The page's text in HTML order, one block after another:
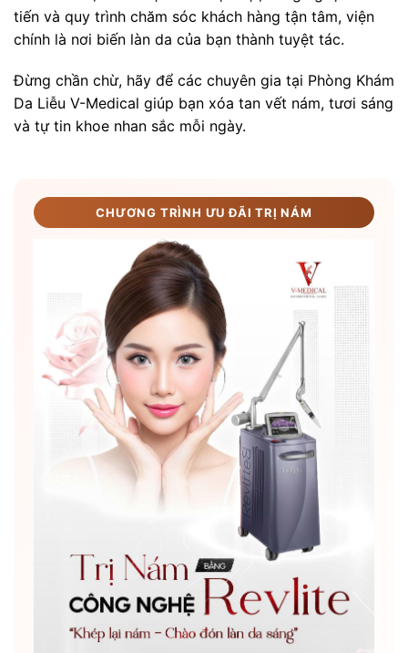
tiến và quy trình chăm sóc khách hàng tận tâm, viện
chính là nơi biến làn da của bạn thành tuyệt tác.
Đừng chần chừ, hãy để các chuyên gia tại Phòng Khám
Da Liễu V-Medical giúp bạn xóa tan vết nám, tươi sáng
và tự tin khoe nhan sắc mỗi ngày.
CHƯƠNG TRÌNH ƯU ĐÃI TRỊ NÁM